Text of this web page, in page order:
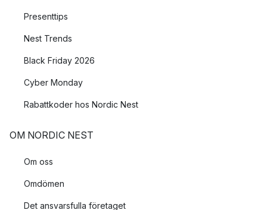
Presenttips
Nest Trends
Black Friday 2026
Cyber Monday
Rabattkoder hos Nordic Nest
OM NORDIC NEST
Om oss
Omdömen
Det ansvarsfulla företaget